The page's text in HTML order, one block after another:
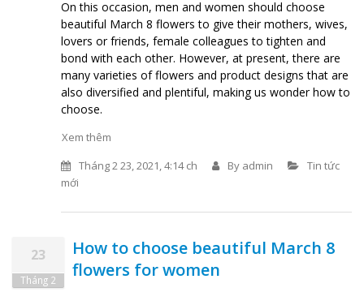
On this occasion, men and women should choose
beautiful March 8 flowers to give their mothers, wives,
lovers or friends, female colleagues to tighten and
bond with each other. However, at present, there are
many varieties of flowers and product designs that are
also diversified and plentiful, making us wonder how to
choose.
Xem thêm
Tháng 2 23, 2021, 4:14 ch
By admin
Tin tức
mới
23
Tháng 2
How to choose beautiful March 8
flowers for women